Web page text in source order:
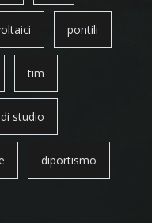
pontili
tim
studio
diportismo